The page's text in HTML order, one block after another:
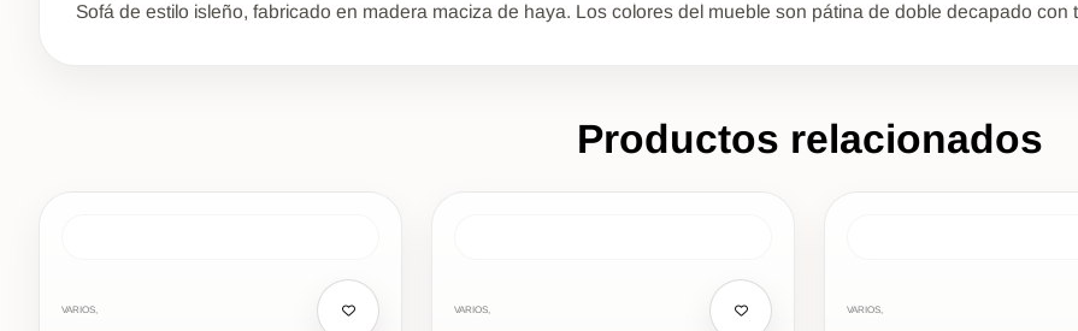
Sofá de estilo isleño, fabricado en madera maciza de haya. Los colores del mueble son pátina de doble decapado con
Productos relacionados
VARIOS, VARIOS, VARIOS,